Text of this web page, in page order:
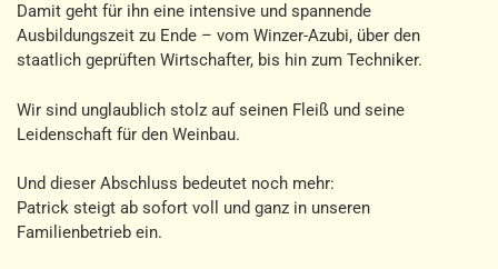
Damit geht für ihn eine intensive und spannende
Ausbildungszeit zu Ende – vom Winzer-Azubi, über den
staatlich geprüften Wirtschafter, bis hin zum Techniker.
Wir sind unglaublich stolz auf seinen Fleiß und seine
Leidenschaft für den Weinbau.
Und dieser Abschluss bedeutet noch mehr:
Patrick steigt ab sofort voll und ganz in unseren
Familienbetrieb ein.